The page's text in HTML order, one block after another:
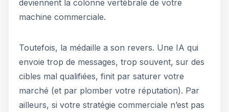
deviennent la colonne vertébrale de votre
machine commerciale.
Toutefois, la médaille a son revers. Une IA qui
envoie trop de messages, trop souvent, sur des
cibles mal qualifiées, finit par saturer votre
marché (et par plomber votre réputation). Par
ailleurs, si votre stratégie commerciale n’est pas